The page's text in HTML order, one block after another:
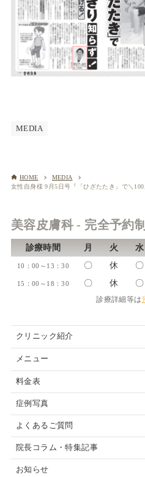
MEDIA
HOME
MEDIA
美容皮膚科 - 完全予約
診療時間 月 火 水
10：00～13：30 〇 休 〇
15：00～18：30 〇 休 〇
診療詳細等は
クリニック紹介
メニュー
料金表
症例写真
よくあるご質問
院長コラム・特集記事
お知らせ